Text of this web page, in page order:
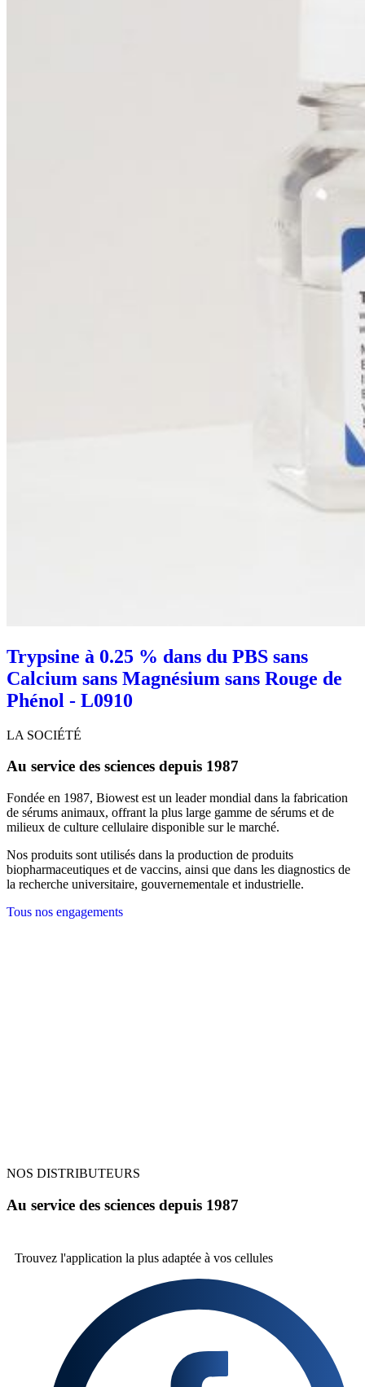
Trypsine à 0.25 % dans du PBS sans
Calcium sans Magnésium sans Rouge de
Phénol - L0910
LA SOCIÉTÉ
Au service des sciences depuis 1987
Fondée en 1987, Biowest est un leader mondial dans la fabrication
de sérums animaux, offrant la plus large gamme de sérums et de
milieux de culture cellulaire disponible sur le marché.
Nos produits sont utilisés dans la production de produits
biopharmaceutiques et de vaccins, ainsi que dans les diagnostics de
la recherche universitaire, gouvernementale et industrielle.
Tous nos engagements
NOS DISTRIBUTEURS
Au service des sciences depuis 1987
Trouvez l'application la plus adaptée à vos cellules